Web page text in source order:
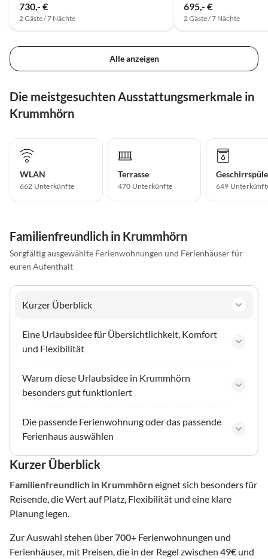
730,- €
2 Gäste / 7 Nächte
695,- €
2 Gäste / 7 Nächte
Alle anzeigen
Die meistgesuchten Ausstattungsmerkmale in
Krummhörn
WLAN
662 Unterkünfte
Terrasse
470 Unterkünfte 649
Familienfreundlich in Krummhörn
Sorgfältig ausgewählte Ferienwohnungen und Ferienhäuser für
euren Aufenthalt
Kurzer Überblick
Eine Urlaubsidee für Übersichtlichkeit, Komfort
und Flexibilität
Warum diese Urlaubsidee in Krummhörn
besonders gut funktioniert
Die passende Ferienwohnung oder das passende
Ferienhaus auswählen
Kurzer Überblick
Familienfreundlich in Krummhörneignet sich besonders für
Reisende, die Wert auf Platz, Flexibilität und eine klare
Planung legen.
Zur Auswahl stehen über700+ Ferienwohnungen und
Ferienhäuser, mit Preisen, die in der Regel zwischen 49€ und